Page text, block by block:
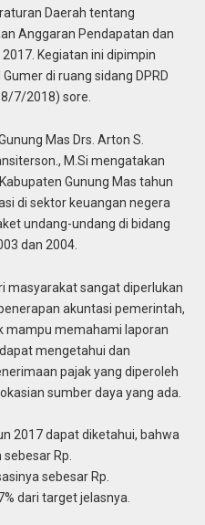
Daerah tentang
Anggaran Pendapatan dan
Kegiatan ini dipimpin
di ruang sidang DPRD
7/2018) sore.
Mas Drs. Arton S.
M.Si mengatakan
Gunung Mas tahun
di sektor keuangan negera
undang-undang di bidang
dan 2004.
masyarakat sangat diperlukan
akuntasi pemerintah,
mampu memahami laporan
mengetahui dan
pajak yang diperoleh
sumber daya yang ada.
2017 dapat diketahui, bahwa
Rp.
sebesar Rp.
dari target jelasnya.